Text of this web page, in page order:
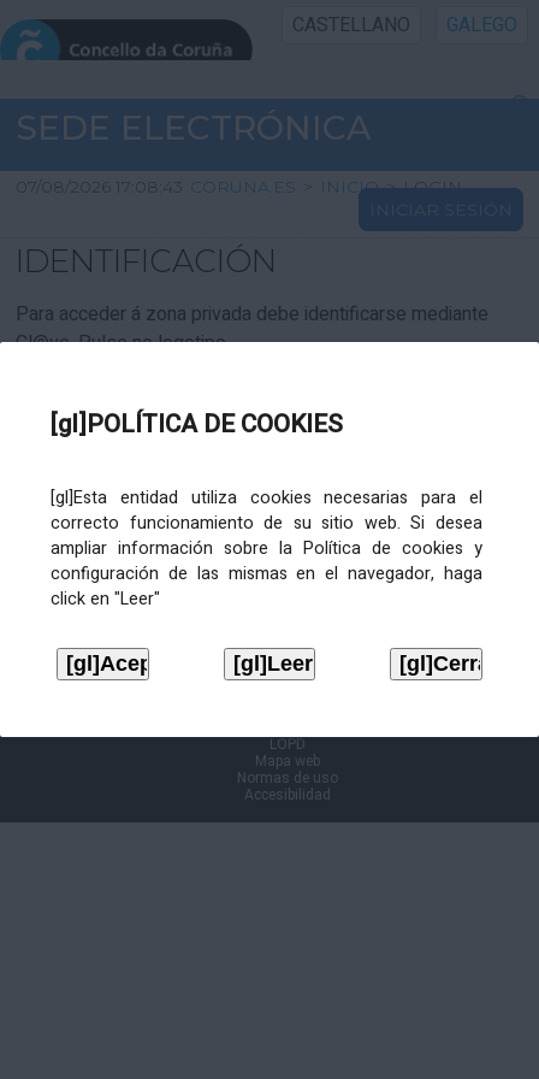
[gl]POLÍTICA DE COOKIES
[gl]Esta entidad utiliza cookies necesarias para el
correcto funcionamiento de su sitio web. Si desea
ampliar información sobre la Política de cookies y
configuración de las mismas en el navegador, haga
click en "Leer"
CASTELLANO GALEGO
INICIO SEDE
INICIO
INFORMACIÓN PÚBLICA
CARTAFOL CIDADÁN
SEDE ELECTRÓNICA
07/08/2026 17:08:43 CORUNA.ES > INICIO > LOGIN
INICIAR SESIÓN
IDENTIFICACIÓN
Para acceder á zona privada debe identificarse mediante
Cl@ve. Pulse no logotipo
LOPD
Mapa web
Normas de uso
Accesibilidad